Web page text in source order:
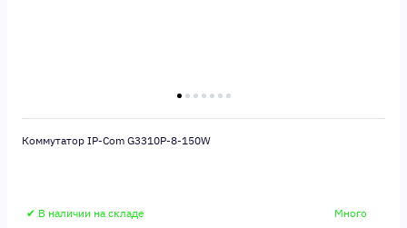
Коммутатор IP-Com G3310P-8-150W
✔ В наличии на складе Много